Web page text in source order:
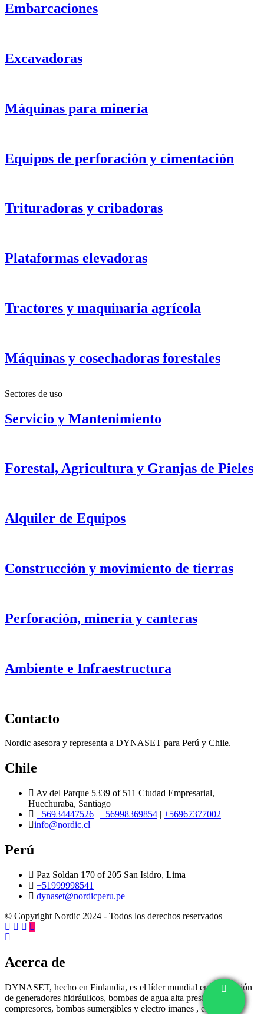
Embarcaciones
Excavadoras
Máquinas para minería
Equipos de perforación y cimentación
Trituradoras y cribadoras
Plataformas elevadoras
Tractores y maquinaria agrícola
Máquinas y cosechadoras forestales
Sectores de uso
Servicio y Mantenimiento
Forestal, Agricultura y Granjas de Pieles
Alquiler de Equipos
Construcción y movimiento de tierras
Perforación, minería y canteras
Ambiente e Infraestructura
Contacto
Nordic asesora y representa a DYNASET para Perú y Chile.
Chile
Av del Parque 5339 of 511 Ciudad Empresarial,
Huechuraba, Santiago
+56934447526 | +56998369854 | +56967377002
info@nordic.cl
Perú
Paz Soldan 170 of 205 San Isidro, Lima
+51999998541
dynaset@nordicperu.pe
© Copyright Nordic 2024 - Todos los derechos reservados
Acerca de
DYNASET, hecho en Finlandia, es el líder mundial en fabricación
de generadores hidráulicos, bombas de agua alta presion,
compresores, bombas sumergibles y electro imanes , entre una